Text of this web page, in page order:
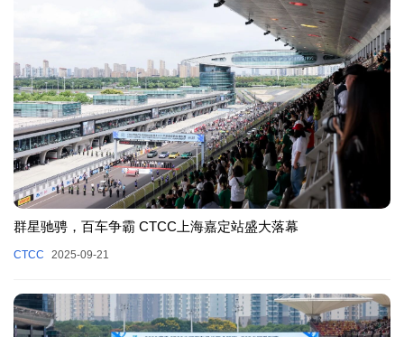
群星驰骋，百车争霸 CTCC上海嘉定站盛大落幕
CTCC 2025-09-21